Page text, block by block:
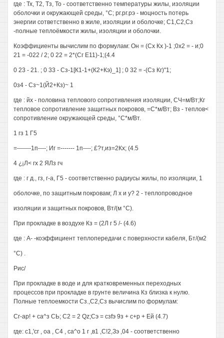
где : Тх, Т2, Тз, То - соответственно температуры жилы, изоляции
оболочки и окружающей среды, °С; рг.рг.рэ - моцность потерь
энергии сответственно в жиле, изоляции и оболочке; С1,С2,Сз
-полные теплоёмкости жилы, изоляции и оболочки.
Коэффициенты вычислим по формулам: Он = (Сх Кх )-1 ;0х2 = - и;0
21 = -022 / 2; 0 22 = 2*(Сг Е11)-1;(4.4
0 23 - 21. ; 0 33 - Сз-1[К1-1+(К2+Кэ)_1] ; 0 32 = -(Сз Кг)"1;
0з4 - Сз~1(Й2+Кз)~ 1
где : йх - половина теплового сопротивления изоляции, СЧ=м/Вт;Кг
тепловое сопротивление защитных покровов, =С*м/Вт; Вз - теплов<
сопротивление окружающей среды, °С*м/Вт.
1 гз 1 Г5
=-------1п----; Иг =------- 1п----; £?т,из=2Кх; (4.5
4 ¿¡Л< гх 2 ЯЛз гч
где : г д., гз, г-а, Г5 - соответственно радиусы жилы, по изоляции, 1
оболочке, по защитным покровам; Л х и у? 2 - теплопроводное
изоляции и защитных покровов, Вт/(м °С).
При прокладке в воздухе Кз = (2Л г 5 /- (4.6)
где : А- -коэффициент теплопередачи с поверхности кабеля, Бт/(м2
°С) .
Рис/
При прокладке в воде и для кратковременных переходных
процессов при прокладке в грунте величина Кз близка к нулю.
Полные теплоемкости Сз.,С2,Сз вычислим по формулам:
Сг-ар! + са^з СЬ; С2 = 2 Qz;Cэ = cзfэ 9з + с+р + Ей (4.7)
где: с1,'сг , оа , С4 , са^о 1 г ,в1 ,С!2,Зэ ,04 - соответственно